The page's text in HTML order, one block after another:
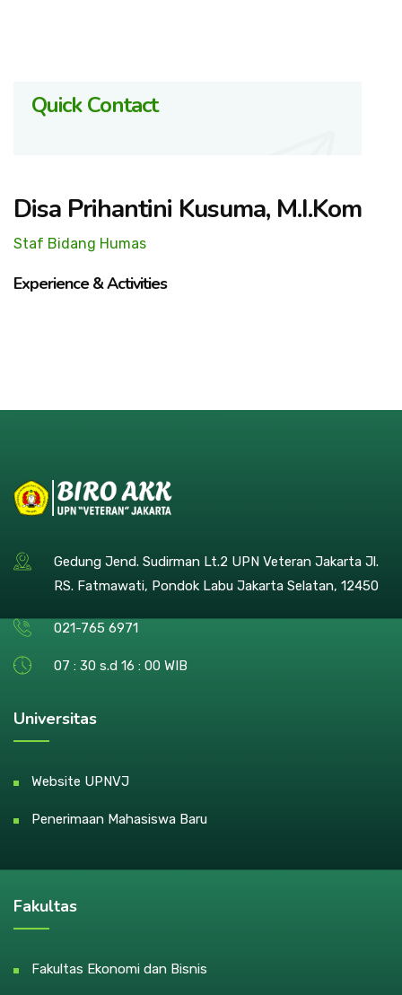
Quick Contact
Disa Prihantini Kusuma, M.I.Kom
Staf Bidang Humas
Experience & Activities
Gedung Jend. Sudirman Lt.2 UPN Veteran Jakarta Jl.
RS. Fatmawati, Pondok Labu Jakarta Selatan, 12450
021-765 6971
07 : 30 s.d 16 : 00 WIB
Universitas
Website UPNVJ
Penerimaan Mahasiswa Baru
Fakultas
Fakultas Ekonomi dan Bisnis